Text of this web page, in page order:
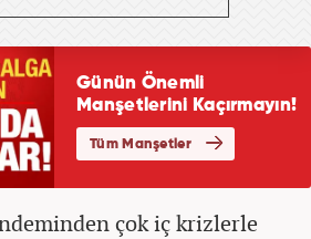
çok iç krizlerle